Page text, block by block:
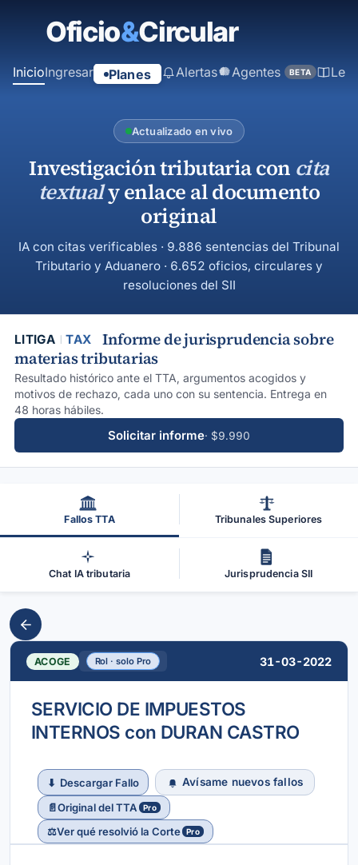
principal
InicioIngresar Planes Alertas Agentes BETA
Actualizado en vivo
Investigación tributaria con cita
textualy enlace al documento
original
IA con citas verificables · 9.886 sentencias del Tribunal
Tributario y Aduanero · 6.652 oficios, circulares y
resoluciones del SII
LITIGA TAX
Informe de jurisprudencia sobre
materias tributarias
Resultado histórico ante el TTA, argumentos acogidos y
motivos de rechazo, cada uno con su sentencia. Entrega en
48 horas hábiles.
Solicitar informe· $9.990
Fallos TTA Tribunales Superiores
Chat IA tributaria Jurisprudencia SII
ACOGE Rol · solo Pro 31-03-2022
SERVICIO DE IMPUESTOS
INTERNOS con DURAN CASTRO
⬇ Descargar Fallo
Avísame nuevos fallos
📄Original del TTA Pro
⚖️Ver qué resolvió la Corte Pro